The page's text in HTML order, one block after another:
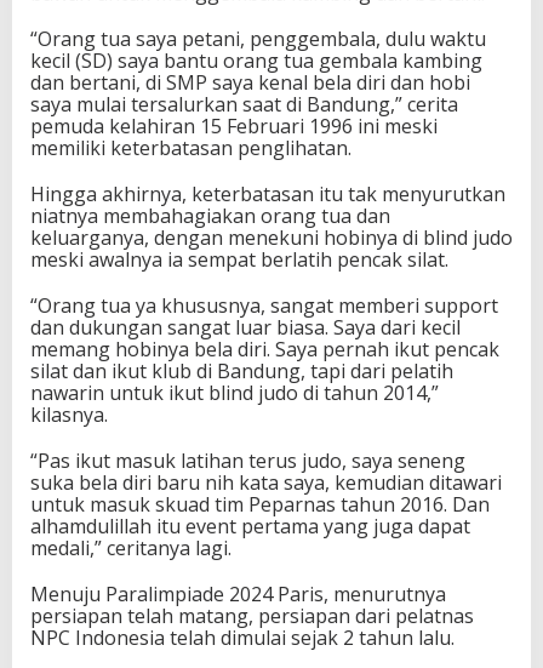
“Orang tua saya petani, penggembala, dulu waktu
kecil (SD) saya bantu orang tua gembala kambing
dan bertani, di SMP saya kenal bela diri dan hobi
saya mulai tersalurkan saat di Bandung,” cerita
pemuda kelahiran 15 Februari 1996 ini meski
memiliki keterbatasan penglihatan.
Hingga akhirnya, keterbatasan itu tak menyurutkan
niatnya membahagiakan orang tua dan
keluarganya, dengan menekuni hobinya di blind judo
meski awalnya ia sempat berlatih pencak silat.
“Orang tua ya khususnya, sangat memberi support
dan dukungan sangat luar biasa. Saya dari kecil
memang hobinya bela diri. Saya pernah ikut pencak
silat dan ikut klub di Bandung, tapi dari pelatih
nawarin untuk ikut blind judo di tahun 2014,”
kilasnya.
“Pas ikut masuk latihan terus judo, saya seneng
suka bela diri baru nih kata saya, kemudian ditawari
untuk masuk skuad tim Peparnas tahun 2016. Dan
alhamdulillah itu event pertama yang juga dapat
medali,” ceritanya lagi.
Menuju Paralimpiade 2024 Paris, menurutnya
persiapan telah matang, persiapan dari pelatnas
NPC Indonesia telah dimulai sejak 2 tahun lalu.